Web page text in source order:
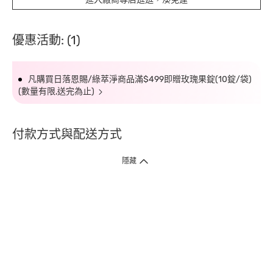
優惠活動: (1)
凡購買日落恩賜/綠萃淨商品滿$499即贈玫瑰果錠(10錠/袋)
(數量有限,送完為止)
付款方式與配送方式
隱藏